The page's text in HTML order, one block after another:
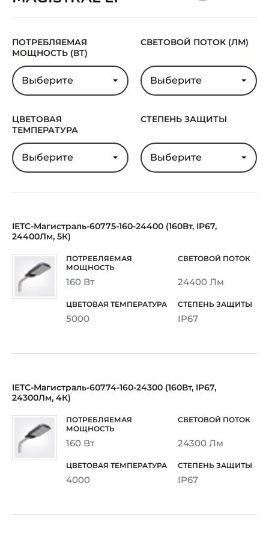
ПОТРЕБЛЯЕМАЯ
МОЩНОСТЬ (ВТ)
Выберите
СВЕТОВОЙ ПОТОК (ЛМ)
Выберите
ЦВЕТОВАЯ
ТЕМПЕРАТУРА
Выберите
СТЕПЕНЬ ЗАЩИТЫ
Выберите
IETC-Магистраль-60775-160-24400 (160Вт, IP67,
24400Лм, 5К)
160 Вт 24400 Лм
5000 IP67
IETC-Магистраль-60774-160-24300 (160Вт, IP67,
24300Лм, 4К)
160 Вт 24300 Лм
4000 IP67